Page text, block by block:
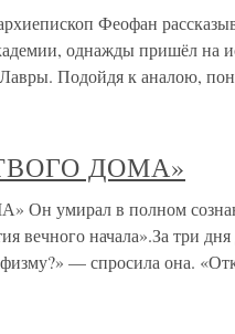
Феофан
однажды пришёл на
Подойдя к аналою,
ДОМА»
в полном
вечного начала».За три
— спросила она.